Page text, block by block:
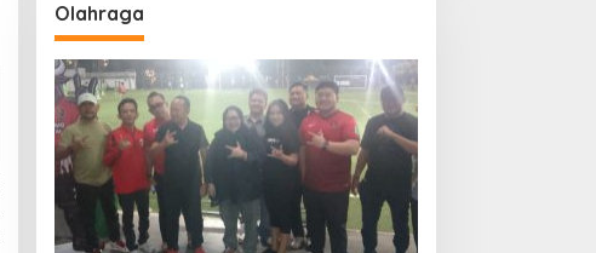
Olahraga